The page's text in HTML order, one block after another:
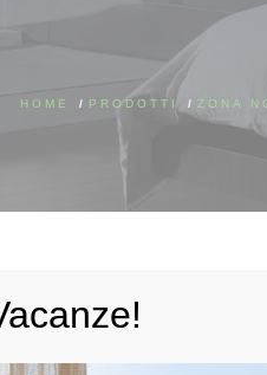
HOME / PRODOTTI / ZONA